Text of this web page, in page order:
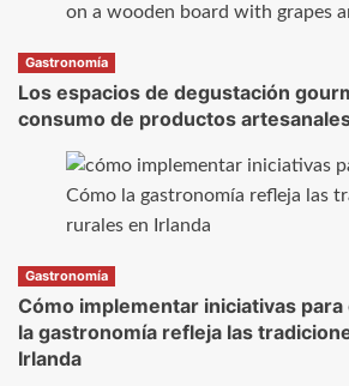
Gastronomía
Los espacios de degustación
consumo de productos
Gastronomía
Cómo implementar iniciativas
la gastronomía refleja las
Irlanda